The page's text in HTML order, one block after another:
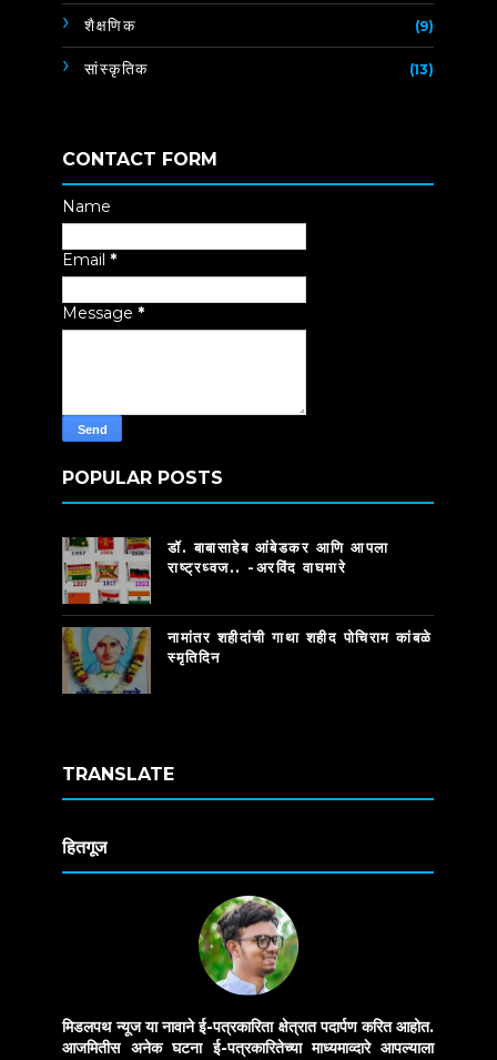
शैक्षणिक (9)
सांस्कृतिक (13)
CONTACT FORM
Name
Email *
Message *
POPULAR POSTS
डॉ. बाबासाहेब आंबेडकर आणि आपला
राष्ट्रध्वज.. -अरविंद वाघमारे
नामांतर शहीदांची गाथा शहीद पोचिराम कांबळे
स्मृतिदिन
TRANSLATE
हितगूज
मिडलपथ न्यूज या नावाने ई-पत्रकारिता क्षेत्रात पदार्पण करित आहोत.
आजमितीस अनेक घटना ई-पत्रकारितेच्या माध्यमाव्दारे आपल्याला